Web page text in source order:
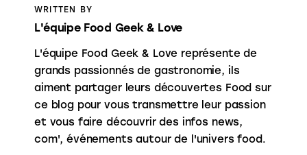
WRITTEN BY
L'équipe Food Geek & Love
L'équipe Food Geek & Love représente de
grands passionnés de gastronomie, ils
aiment partager leurs découvertes Food sur
ce blog pour vous transmettre leur passion
et vous faire découvrir des infos news,
com', événements autour de l'univers food.